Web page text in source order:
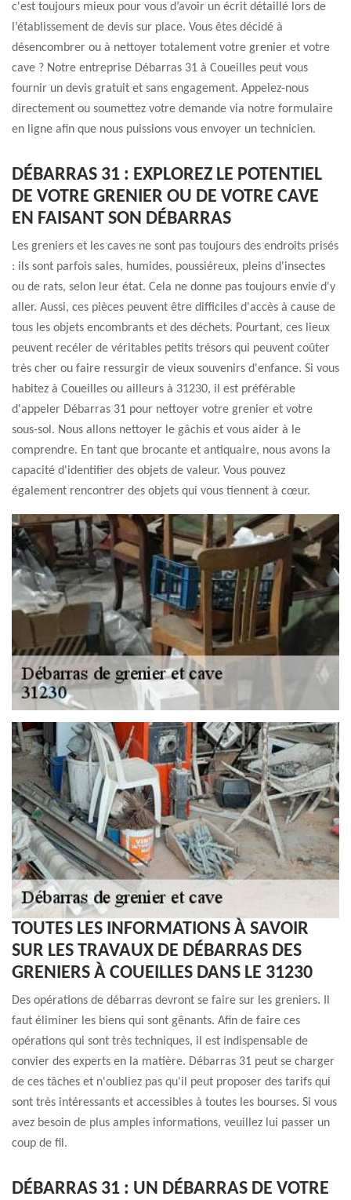
c'est toujours mieux pour vous d’avoir un écrit détaillé lors de
l’établissement de devis sur place. Vous êtes décidé à
désencombrer ou à nettoyer totalement votre grenier et votre
cave ? Notre entreprise Débarras 31 à Coueilles peut vous
fournir un devis gratuit et sans engagement. Appelez-nous
directement ou soumettez votre demande via notre formulaire
en ligne afin que nous puissions vous envoyer un technicien.
DÉBARRAS 31 : EXPLOREZ LE POTENTIEL
DE VOTRE GRENIER OU DE VOTRE CAVE
EN FAISANT SON DÉBARRAS
Les greniers et les caves ne sont pas toujours des endroits prisés
: ils sont parfois sales, humides, poussiéreux, pleins d'insectes
ou de rats, selon leur état. Cela ne donne pas toujours envie d'y
aller. Aussi, ces pièces peuvent être difficiles d'accès à cause de
tous les objets encombrants et des déchets. Pourtant, ces lieux
peuvent recéler de véritables petits trésors qui peuvent coûter
très cher ou faire ressurgir de vieux souvenirs d'enfance. Si vous
habitez à Coueilles ou ailleurs à 31230, il est préférable
d'appeler Débarras 31 pour nettoyer votre grenier et votre
sous-sol. Nous allons nettoyer le gâchis et vous aider à le
comprendre. En tant que brocante et antiquaire, nous avons la
capacité d'identifier des objets de valeur. Vous pouvez
également rencontrer des objets qui vous tiennent à cœur.
TOUTES LES INFORMATIONS À SAVOIR
SUR LES TRAVAUX DE DÉBARRAS DES
GRENIERS À COUEILLES DANS LE 31230
Des opérations de débarras devront se faire sur les greniers. Il
faut éliminer les biens qui sont gênants. Afin de faire ces
opérations qui sont très techniques, il est indispensable de
convier des experts en la matière. Débarras 31 peut se charger
de ces tâches et n'oubliez pas qu'il peut proposer des tarifs qui
sont très intéressants et accessibles à toutes les bourses. Si vous
avez besoin de plus amples informations, veuillez lui passer un
coup de fil.
DÉBARRAS 31 : UN DÉBARRAS DE VOTRE